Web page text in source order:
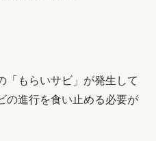
「もらいサビ」が発生して
の進行を食い止める必要が